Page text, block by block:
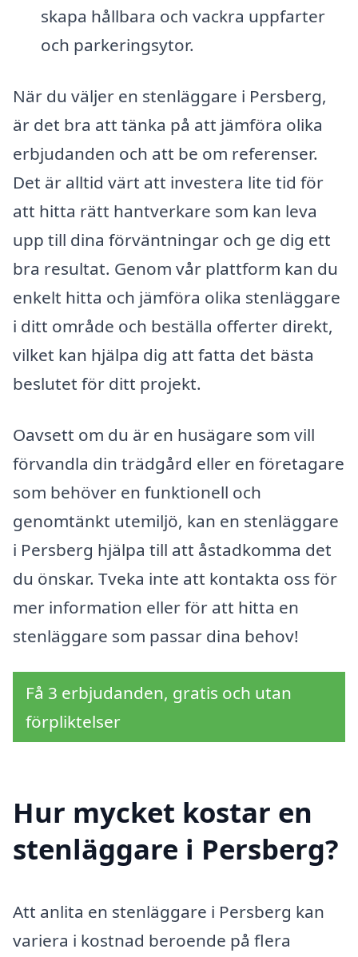
skapa hållbara och vackra uppfarter
och parkeringsytor.
När du väljer en stenläggare i Persberg,
är det bra att tänka på att jämföra olika
erbjudanden och att be om referenser.
Det är alltid värt att investera lite tid för
att hitta rätt hantverkare som kan leva
upp till dina förväntningar och ge dig ett
bra resultat. Genom vår plattform kan du
enkelt hitta och jämföra olika stenläggare
i ditt område och beställa offerter direkt,
vilket kan hjälpa dig att fatta det bästa
beslutet för ditt projekt.
Oavsett om du är en husägare som vill
förvandla din trädgård eller en företagare
som behöver en funktionell och
genomtänkt utemiljö, kan en stenläggare
i Persberg hjälpa till att åstadkomma det
du önskar. Tveka inte att kontakta oss för
mer information eller för att hitta en
stenläggare som passar dina behov!
Få 3 erbjudanden, gratis och utan
förpliktelser
Hur mycket kostar en
stenläggare i Persberg?
Att anlita en stenläggare i Persberg kan
variera i kostnad beroende på flera